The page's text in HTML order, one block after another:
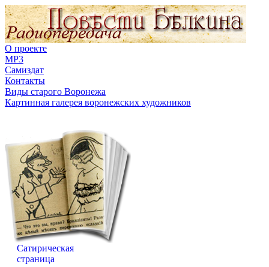
О проекте
MP3
Самиздат
Контакты
Виды старого Воронежа
Картинная галерея воронежских художников
Сатирическая
страница